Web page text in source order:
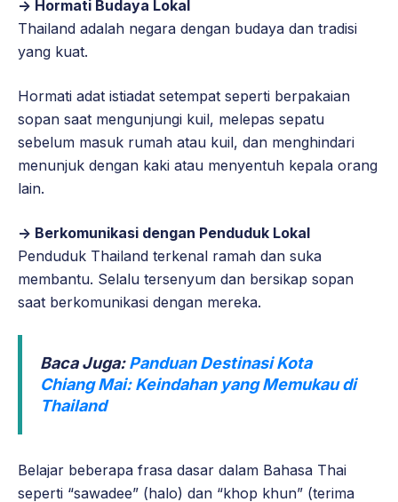
-> Hormati Budaya Lokal
Thailand adalah negara dengan budaya dan tradisi
yang kuat.
Hormati adat istiadat setempat seperti berpakaian
sopan saat mengunjungi kuil, melepas sepatu
sebelum masuk rumah atau kuil, dan menghindari
menunjuk dengan kaki atau menyentuh kepala orang
lain.
-> Berkomunikasi dengan Penduduk Lokal
Penduduk Thailand terkenal ramah dan suka
membantu. Selalu tersenyum dan bersikap sopan
saat berkomunikasi dengan mereka.
Baca Juga:Panduan Destinasi Kota
Chiang Mai: Keindahan yang Memukau di
Thailand
Belajar beberapa frasa dasar dalam Bahasa Thai
seperti “sawadee” (halo) dan “khop khun” (terima